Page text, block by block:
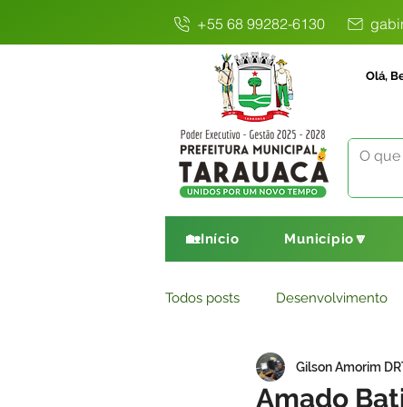
+55 68 99282-6130
Olá,
🏡Início Município🔽
Todos posts Desenvolvimento
Comunicado
Amado
Gilson Amorim